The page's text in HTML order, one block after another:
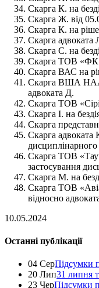
Скарга К. на
Скарга Ж. від
Скарга К. на
Скарга адвоката
Скарга С. на
Скарга ТОВ «ФК
Скарга ВАС на
Скарга ВША НААУ
адвоката Д.
Скарга ТОВ
Скарга І. на
Скарга
Скарга адвоката
дисциплінарного
Скарга ТОВ
застосування
Скарга М. на
Скарга ТОВ
відносно
10.05.2024
Останні публікації
04 СерПідсумки
20 Лип31 липня
23 ЧерПідсумки